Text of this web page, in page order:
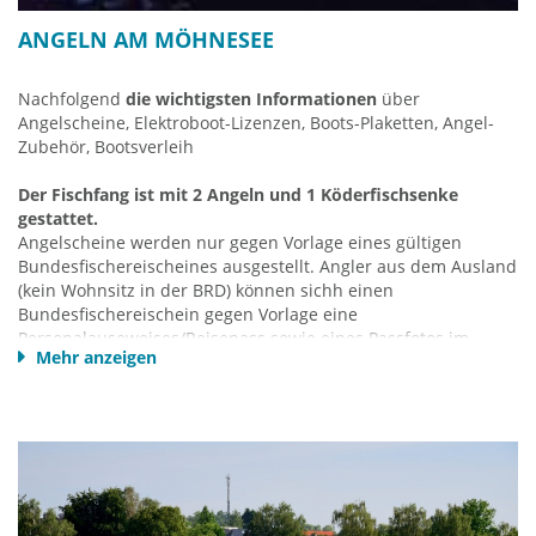
ANGELN AM MÖHNESEE
Nachfolgend die wichtigsten Informationen über
Angelscheine, Elektroboot-Lizenzen, Boots-Plaketten, Angel-
Zubehör, Bootsverleih
Der Fischfang ist mit 2 Angeln und 1 Köderfischsenke
gestattet.
Angelscheine werden nur gegen Vorlage eines gültigen
Bundesfischereischeines ausgestellt. Angler aus dem Ausland
(kein Wohnsitz in der BRD) können sichh einen
Bundesfischereischein gegen Vorlage eine
Personalauseweises/Reisepass sowie eines Passfotos im
Ordnungsamt der Gemeinde Möhnesee, Hauptstr. 19,
und Zander sowie sämtliche Weißfischarten.
Angelscheine:
Mehr anzeigen